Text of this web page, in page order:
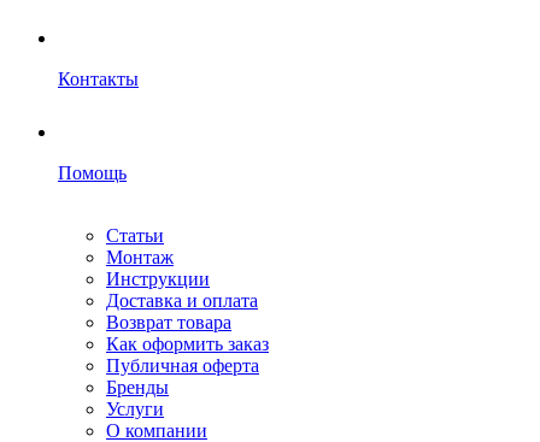
Контакты
Помощь
Статьи
Монтаж
Инструкции
Доставка и оплата
Возврат товара
Как оформить заказ
Публичная оферта
Бренды
Услуги
О компании